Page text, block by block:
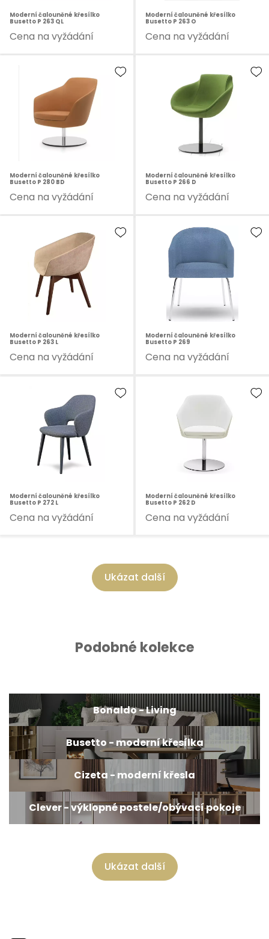
Moderní čalouněné křesílko
Busetto P 263 QL
Cena na vyžádání
Moderní čalouněné křesílko
Busetto P 263 O
Cena na vyžádání
Moderní čalouněné křesílko
Busetto P 280 BD
Cena na vyžádání
Moderní čalouněné křesílko
Busetto P 266 D
Cena na vyžádání
Moderní čalouněné křesílko
Busetto P 263 L
Cena na vyžádání
Moderní čalouněné křesílko
Busetto P 269
Cena na vyžádání
Moderní čalouněné křesílko
Busetto P 272 L
Cena na vyžádání
Moderní čalouněné křesílko
Busetto P 262 D
Cena na vyžádání
Ukázat další
Podobné kolekce
Bonaldo - Living
Busetto - moderní křesílka
Cizeta - moderní křesla
Clever - výklopné postele/obývací pokoje
Ukázat další